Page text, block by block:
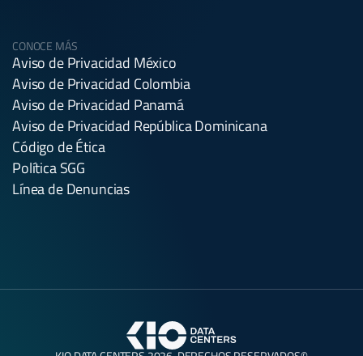
CONOCE MÁS
Aviso de Privacidad México
Aviso de Privacidad Colombia
Aviso de Privacidad Panamá
Aviso de Privacidad República Dominicana
Código de Ética
Política SGG
Línea de Denuncias